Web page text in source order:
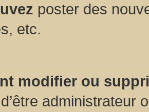
poster des
etc.
modifier ou
administrateur